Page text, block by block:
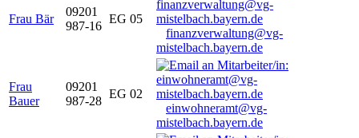
Frau Bär
09201
987-16
EG 05
finanzverwaltung@vg-
mistelbach.bayern.de
Frau
Bauer
09201
987-28
EG 02
einwohneramt@vg-
mistelbach.bayern.de